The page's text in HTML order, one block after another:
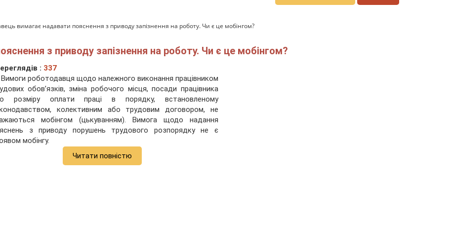
вимагає надавати пояснення з приводу запізнення на роботу. Чи є це мобінгом?
з приводу запізнення на роботу. Чи є це мобінгом?
: 337
Вимоги роботодавця щодо належного виконання працівником
обов’язків, зміна робочого місця, посади працівника
розміру оплати праці в порядку, встановленому
колективним або трудовим договором, не
мобінгом (цькуванням). Вимога щодо надання
з приводу порушень трудового розпорядку не є
мобінгу.
Читати повністю